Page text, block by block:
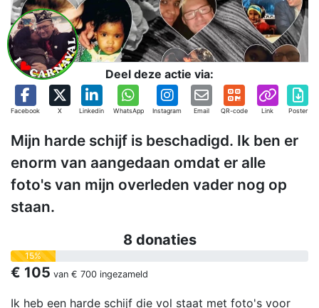
Deel deze actie via:
Facebook X Linkedin WhatsApp Instagram Email QR-code Link Poster
Mijn harde schijf is beschadigd. Ik ben er
enorm van aangedaan omdat er alle
foto's van mijn overleden vader nog op
staan.
8 donaties
15%
€ 105 van € 700 ingezameld
Ik heb een harde schijf die vol staat met foto's voor